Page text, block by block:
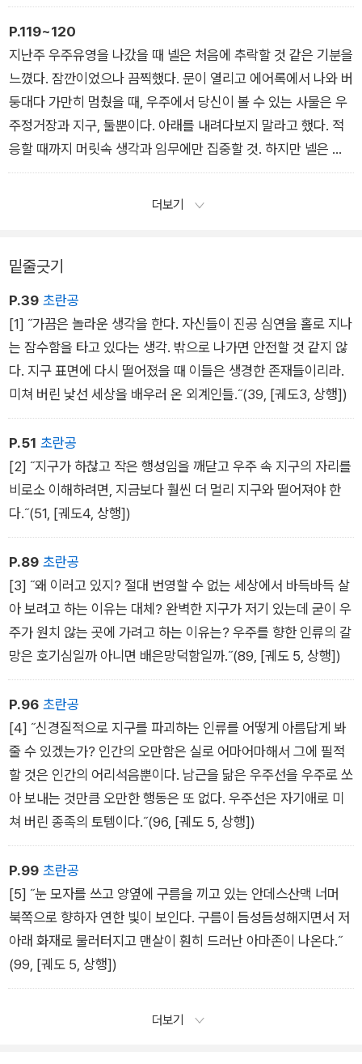
P.119~120
지난주 우주유영을 나갔을 때 넬은 처음에 추락할 것 같은 기분을
느꼈다. 잠깐이었으나 끔찍했다. 문이 열리고 에어록에서 나와 버
둥대다 가만히 멈췄을 때, 우주에서 당신이 볼 수 있는 사물은 우
주정거장과 지구, 둘뿐이다. 아래를 내려다보지 말라고 했다. 적
응할 때까지 머릿속 생각과 임무에만 집중할 것. 하지만 넬은 아
래를 내려다봤다. 어떻게 안 볼 수 있겠어? 발아래서 지구가 빠르
게 구르고 있었다. 놀랍도록 적나라한 지구. 여기서 보는 지구는
더보기
밑줄긋기
P.39 초란공
[1] ˝가끔은 놀라운 생각을 한다. 자신들이 진공 심연을 홀로 지나
는 잠수함을 타고 있다는 생각. 밖으로 나가면 안전할 것 같지 않
다. 지구 표면에 다시 떨어졌을 때 이들은 생경한 존재들이리라.
미쳐 버린 낯선 세상을 배우러 온 외계인들.˝(39, [궤도3, 상행])
P.51 초란공
[2] ˝지구가 하찮고 작은 행성임을 깨닫고 우주 속 지구의 자리를
비로소 이해하려면, 지금보다 훨씬 더 멀리 지구와 떨어져야 한
다.˝(51, [궤도4, 상행])
P.89 초란공
[3] ˝왜 이러고 있지? 절대 번영할 수 없는 세상에서 바득바득 살
아 보려고 하는 이유는 대체? 완벽한 지구가 저기 있는데 굳이 우
주가 원치 않는 곳에 가려고 하는 이유는? 우주를 향한 인류의 갈
망은 호기심일까 아니면 배은망덕함일까.˝(89, [궤도 5, 상행])
P.96 초란공
[4] ˝신경질적으로 지구를 파괴하는 인류를 어떻게 아름답게 봐
줄 수 있겠는가? 인간의 오만함은 실로 어마어마해서 그에 필적
할 것은 인간의 어리석음뿐이다. 남근을 닮은 우주선을 우주로 쏘
아 보내는 것만큼 오만한 행동은 또 없다. 우주선은 자기애로 미
쳐 버린 종족의 토템이다.˝(96, [궤도 5, 상행])
P.99 초란공
[5] ˝눈 모자를 쓰고 양옆에 구름을 끼고 있는 안데스산맥 너머
북쪽으로 향하자 연한 빛이 보인다. 구름이 듬성듬성해지면서 저
아래 화재로 물러터지고 맨살이 훤히 드러난 아마존이 나온다.˝
(99, [궤도 5, 상행])
더보기